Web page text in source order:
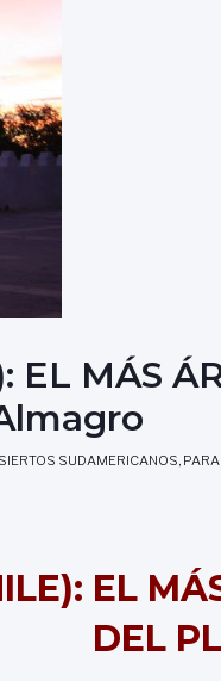
EL MÁS
SUDAMERICANOS,
EL
DEL